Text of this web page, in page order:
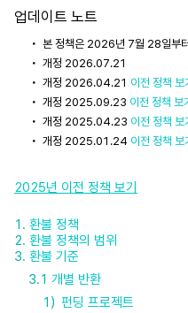
업데이트 노트
본 정책은 2026년 7월 28일부
개정 2026.07.21
개정 2026.04.21 이전 정책 보
개정 2025.09.23 이전 정책 보
개정 2025.04.23 이전 정책 보
개정 2025.01.24 이전 정책 보
2025년 이전 정책 보기
1. 환불 정책
2. 환불 정책의 범위
3. 환불 기준
3.1 개별 반환
펀딩 프로젝트